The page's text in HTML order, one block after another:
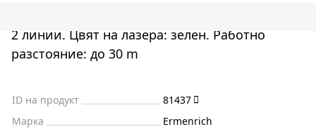
2 линии. Цвят на лазера: зелен. Работно
разстояние: до 30 m
ID на продукт
81437
Марка
Ermenrich